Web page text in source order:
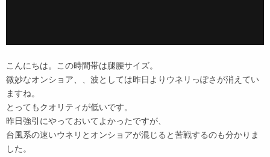
こんにちは。この時間帯は腿腰サイズ。
微妙なオンショア、、波としては昨日よりウネリっぽさが消えてい
ますね。
とってもクオリティが低いです。
昨日強引にやっておいてよかったですが、
台風系の速いウネリとオンショアが混じると苦戦するのも分かりま
した。